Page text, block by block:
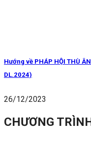
Hướng về PHÁP HỘI THÙ
DL.2024)
26/12/2023
CHƯƠNG